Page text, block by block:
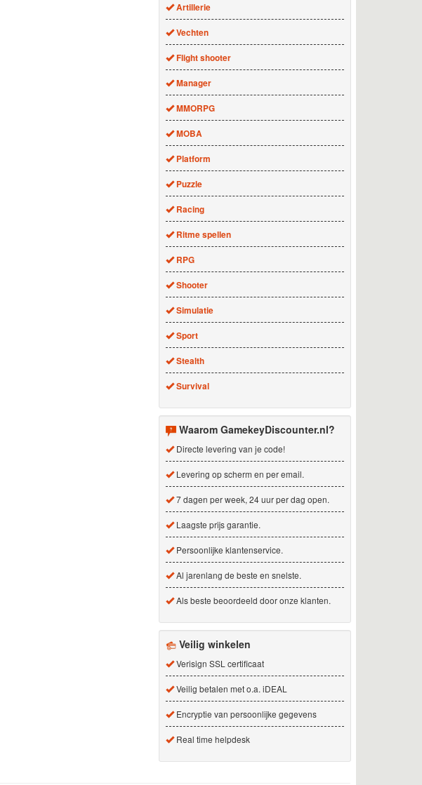
Artillerie
Vechten
Flight shooter
Manager
MMORPG
MOBA
Platform
Puzzle
Racing
Ritme spellen
RPG
Shooter
Simulatie
Sport
Stealth
Survival
Waarom GamekeyDiscounter.nl?
Directe levering van je code!
Levering op scherm en per email.
7 dagen per week, 24 uur per dag open.
Laagste prijs garantie.
Persoonlijke klantenservice.
Al jarenlang de beste en snelste.
Als beste beoordeeld door onze klanten.
Veilig winkelen
Verisign SSL certificaat
Veilig betalen met o.a. iDEAL
Encryptie van persoonlijke gegevens
Real time helpdesk